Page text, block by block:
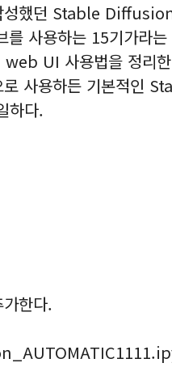
성했던 Stable
사용하는 15기가라
UI 사용법을 정리
로 사용하든 기본적인
하다.
한다.